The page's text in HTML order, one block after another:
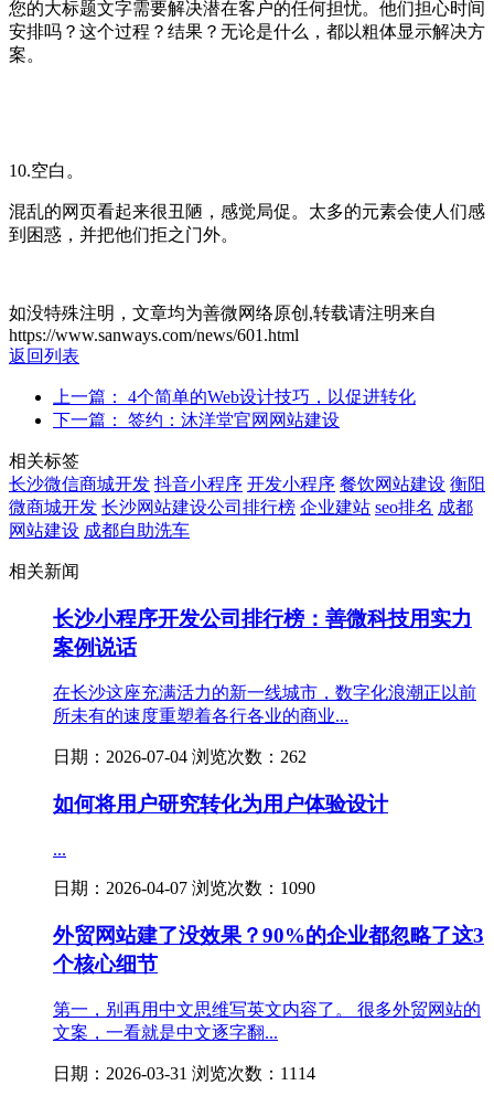
您的大标题文字需要解决潜在客户的任何担忧。他们担心时间
安排吗？这个过程？结果？无论是什么，都以粗体显示解决方
案。
10.空白。
混乱的网页看起来很丑陋，感觉局促。太多的元素会使人们感
到困惑，并把他们拒之门外。
如没特殊注明，文章均为善微网络原创,转载请注明来自
https://www.sanways.com/news/601.html
返回列表
上一篇： 4个简单的Web设计技巧，以促进转化
下一篇： 签约：沐洋堂官网网站建设
相关标签
长沙微信商城开发 抖音小程序 开发小程序 餐饮网站建设 衡阳
微商城开发 长沙网站建设公司排行榜 企业建站 seo排名 成都
网站建设 成都自助洗车
相关新闻
长沙小程序开发公司排行榜：善微科技用实力
案例说话
在长沙这座充满活力的新一线城市，数字化浪潮正以前
所未有的速度重塑着各行各业的商业...
日期：2026-07-04 浏览次数：262
如何将用户研究转化为用户体验设计
...
日期：2026-04-07 浏览次数：1090
外贸网站建了没效果？90%的企业都忽略了这3
个核心细节
第一，别再用中文思维写英文内容了。 很多外贸网站的
文案，一看就是中文逐字翻...
日期：2026-03-31 浏览次数：1114